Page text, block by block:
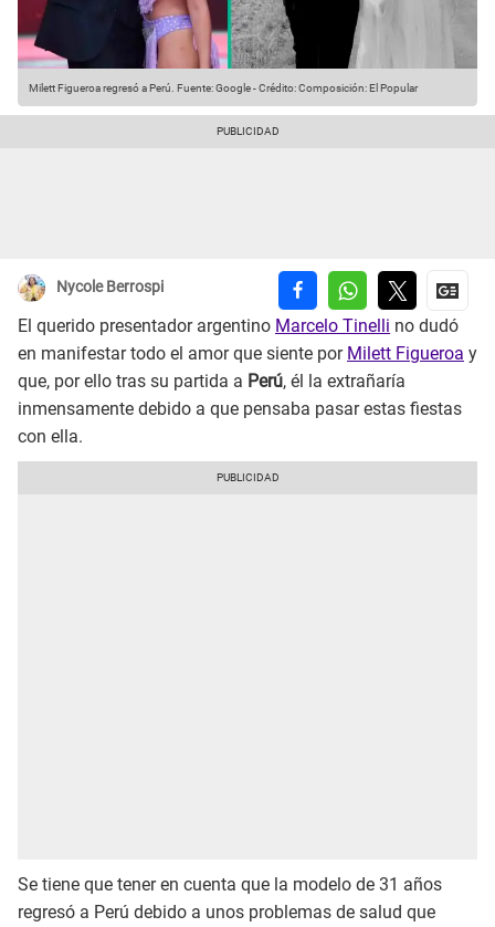
Milett Figueroa regresó a Perú. Fuente: Google-Crédito: Composición: El Popular
Nycole Berrospi
El querido presentador argentino Marcelo Tinelli no dudó
en manifestar todo el amor que siente por Milett Figueroa y
que, por ello tras su partida a Perú, él la extrañaría
inmensamente debido a que pensaba pasar estas fiestas
con ella.
Se tiene que tener en cuenta que la modelo de 31 años
regresó a Perú debido a unos problemas de salud que